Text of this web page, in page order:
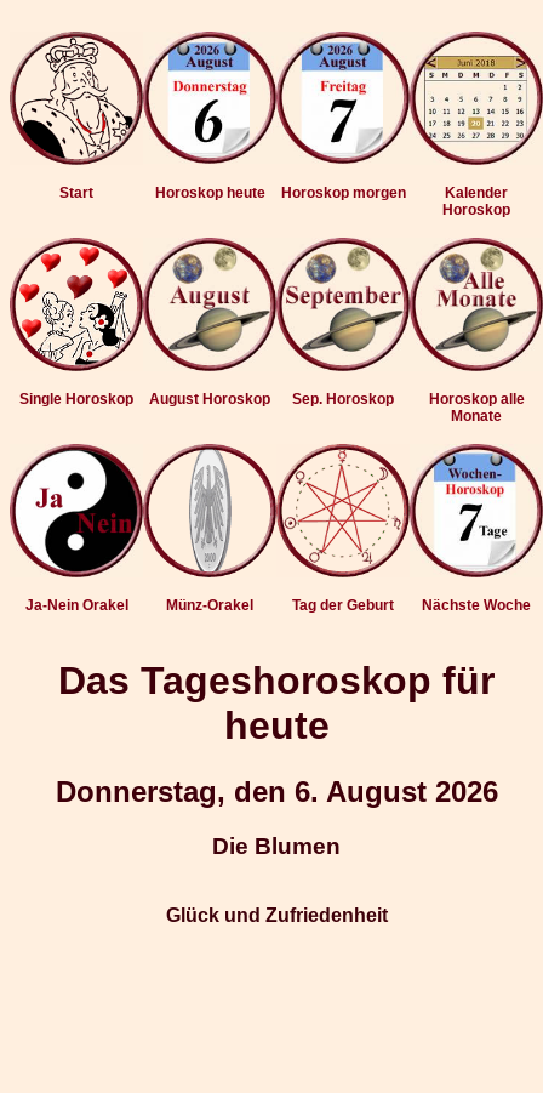
Start Horoskop heute Horoskop morgen
Kalender
Horoskop
Single Horoskop August Horoskop Sep. Horoskop
Horoskop alle
Monate
Ja-Nein Orakel Münz-Orakel Tag der Geburt Nächste Woche
Das Tageshoroskop für
heute
Donnerstag, den 6. August 2026
Die Blumen
Glück und Zufriedenheit